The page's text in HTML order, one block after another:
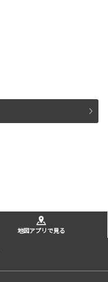
地図アプリで見る